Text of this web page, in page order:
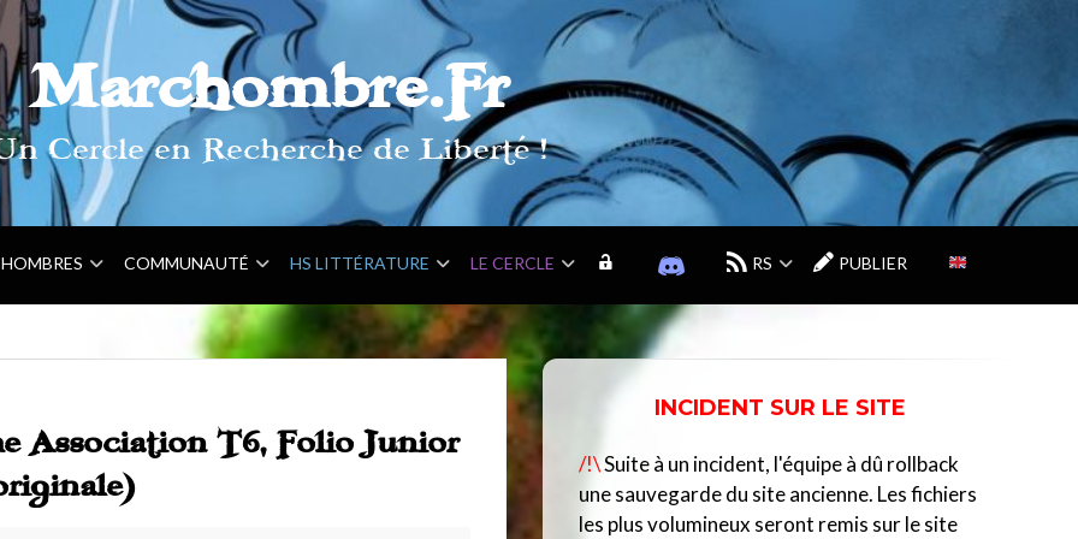
Marchombre.Fr
Cercle en Recherche de Liberté !
COMMUNAUTÉ HS LITTÉRATURE LE CERCLE
C
O
E
S
O
D
U
C
RS PUBLIER
Association T6, Folio Junior
INCIDENT SUR LE SITE
/!\Suite à un incident, l'équipe à dû rollback
une sauvegarde du site ancienne. Les fichiers
les plus volumineux seront remis sur le site